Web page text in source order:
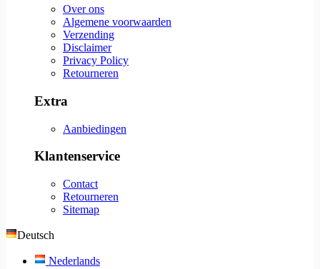
Over ons
Algemene voorwaarden
Verzending
Disclaimer
Privacy Policy
Retourneren
Extra
Aanbiedingen
Klantenservice
Contact
Retourneren
Sitemap
Deutsch
Nederlands